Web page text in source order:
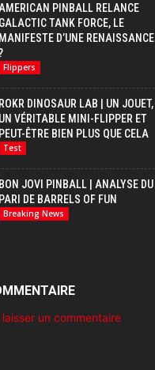
AMERICAN PINBALL RELANCE
GALACTIC TANK FORCE, LE
MANIFESTE D’UNE RENAISSANCE
Flippers
ROKR DINOSAUR LAB | UN JOUET,
UN VÉRITABLE MINI-FLIPPER ET
PEUT-ÊTRE BIEN PLUS QUE CELA
Test
BON JOVI PINBALL | ANALYSE DU
PARI DE BARRELS OF FUN
Breaking News
un commentaire